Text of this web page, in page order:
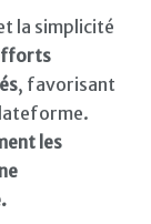
la simplicité
, favorisant
les